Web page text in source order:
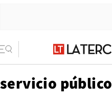
servicio público